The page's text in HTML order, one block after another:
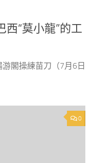
西“莫小龍”的工
閣操練苗刀（7月6日
0